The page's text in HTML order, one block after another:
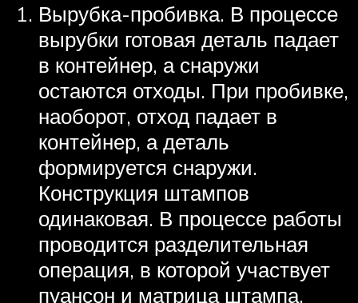
Вырубка-пробивка. В процессе
вырубки готовая деталь падает
в контейнер, а снаружи
остаются отходы. При пробивке,
наоборот, отход падает в
контейнер, а деталь
формируется снаружи.
Конструкция штампов
одинаковая. В процессе работы
проводится разделительная
операция, в которой участвует
пуансон и матрица штампа.